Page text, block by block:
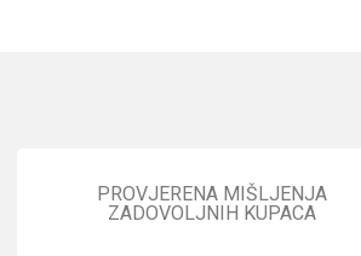
PROVJERENA MIŠLJENJA
ZADOVOLJNIH KUPACA